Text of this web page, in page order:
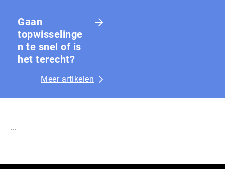
Gaan
topwisselinge
n te snel of is
het terecht?
Meer artikelen
...